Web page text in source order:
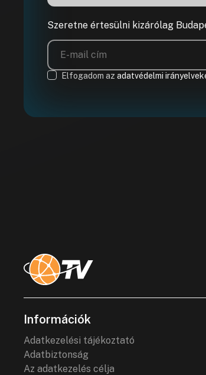
Szeretne értesülni kizárólag
Elfogadom az adatvédelmi
Információk
Adatkezelési tájékoztató
Adatbiztonság
Az adatkezelés célja